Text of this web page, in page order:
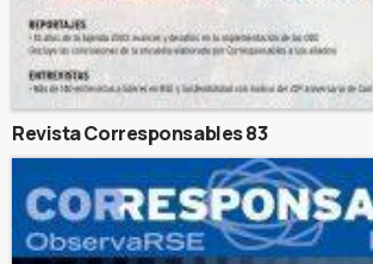
Revista Corresponsables 83